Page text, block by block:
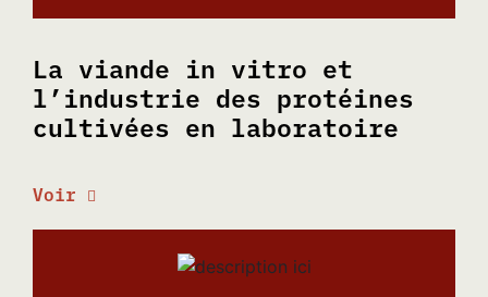
La viande in vitro et
l’industrie des protéines
cultivées en laboratoire
Voir